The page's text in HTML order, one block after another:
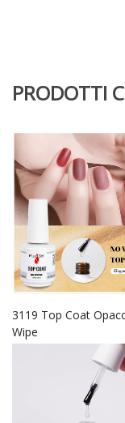
PRODOTTI
3119 Top Coat
Wipe